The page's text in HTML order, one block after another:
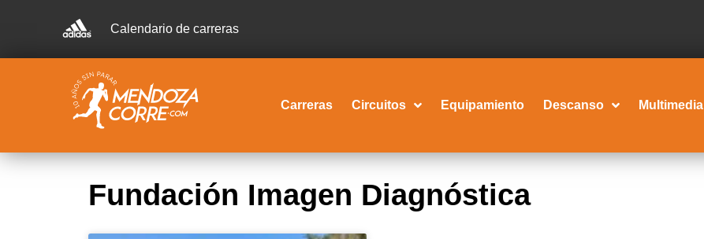
Calendario de carreras
Carreras Circuitos Equipamiento Descanso Multimedia
Fundación Imagen Diagnóstica